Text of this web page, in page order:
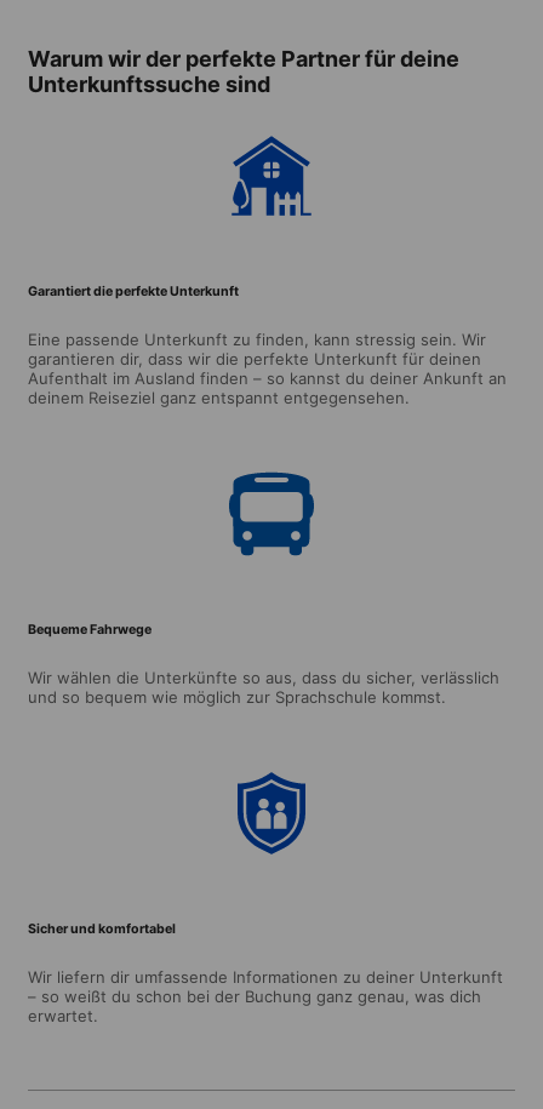
Warum wir der perfekte Partner für deine
Unterkunftssuche sind
Garantiert die perfekte Unterkunft
Eine passende Unterkunft zu finden, kann stressig sein. Wir
garantieren dir, dass wir die perfekte Unterkunft für deinen
Aufenthalt im Ausland finden – so kannst du deiner Ankunft an
deinem Reiseziel ganz entspannt entgegensehen.
Bequeme Fahrwege
Wir wählen die Unterkünfte so aus, dass du sicher, verlässlich
und so bequem wie möglich zur Sprachschule kommst.
Sicher und komfortabel
Wir liefern dir umfassende Informationen zu deiner Unterkunft
– so weißt du schon bei der Buchung ganz genau, was dich
erwartet.